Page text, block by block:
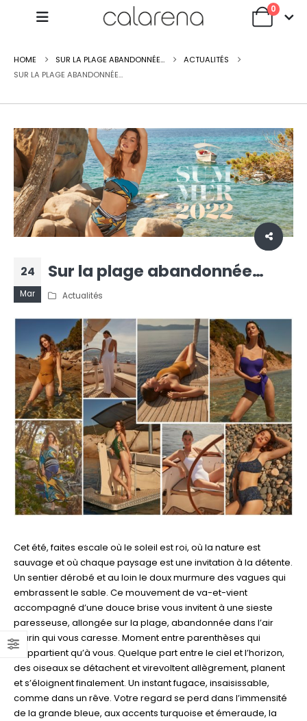
0
HOME SUR LA PLAGE ABANDONNÉE…
ACTUALITÉS
SUR LA PLAGE ABANDONNÉE…
24
Mar
Sur la plage abandonnée…
Actualités
Cet été, faites escale où le soleil est roi, où la nature est
sauvage et où chaque paysage est une invitation à la détente.
Un sentier dérobé et au loin le doux murmure des vagues qui
embrassent le sable. Ce mouvement de va-et-vient
accompagné d’une douce brise vous invitent à une sieste
paresseuse, allongée sur la plage, abandonnée dans l’air
marin qui vous caresse. Moment entre parenthèses qui
n’appartient qu’à vous. Quelque part entre le ciel et l’horizon,
des oiseaux se détachent et virevoltent allègrement, planent
et s’éloignent finalement. Un instant fugace, insaisissable,
comme dans un rêve. Votre regard se perd dans l’immensité
de la grande bleue, aux accents turquoise et émeraude, la